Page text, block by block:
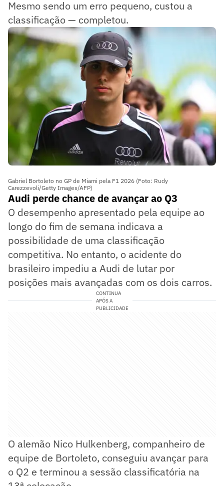
Mesmo sendo um erro pequeno, custou a
classificação — completou.
Gabriel Bortoleto no GP de Miami pela F1 2026 (Foto: Rudy
Carezzevoli/Getty Images/AFP)
Audi perde chance de avançar ao Q3
O desempenho apresentado pela equipe ao
longo do fim de semana indicava a
possibilidade de uma classificação
competitiva. No entanto, o acidente do
brasileiro impediu a Audi de lutar por
posições mais avançadas com os dois carros.
CONTINUA
APÓS A
PUBLICIDADE
O alemão Nico Hulkenberg, companheiro de
equipe de Bortoleto, conseguiu avançar para
o Q2 e terminou a sessão classificatória na